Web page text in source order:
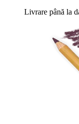
Livrare până la